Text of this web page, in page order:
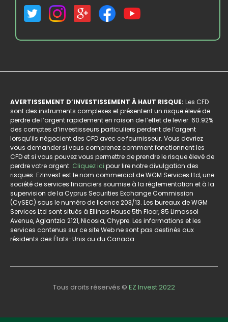
AVERTISSEMENT D’INVESTISSEMENT À HAUT RISQUE: Les CFD
sont des instruments complexes et présentent un risque élevé de
perdre de l’argent rapidement en raison de l’effet de levier. 60.92%
des comptes d’investisseurs particuliers perdent de l’argent
lorsqu’ils négocient des CFD avec ce fournisseur. Vous devriez
vous demander si vous comprenez comment fonctionnent les
CFD et si vous pouvez vous permettre de prendre le risque élevé de
perdre votre argent. Cliquez ici pour lire notre divulgation des
risques. EzInvest est le nom commercial de WGM Services Ltd, une
société de services financiers soumise à la réglementation et à la
supervision de la Cyprus Securities Exchange Commission
(CySEC) sous le numéro de licence 203/13. Les bureaux de WGM
Services Ltd sont situés à Ellinas House 5th Floor, 85 Limassol
Avenue, Aglantzia 2121, Nicosia, Chypre. Les informations et les
services contenus sur ce site Web ne sont pas destinés aux
résidents des États-Unis ou du Canada.
Tous droits réservés © EZ Invest 2022